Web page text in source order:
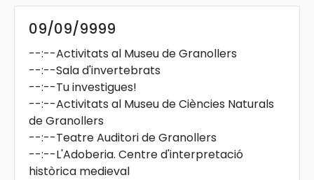
09/09/9999
--:--Activitats al Museu de Granollers
--:--Sala d'invertebrats
--:--Tu investigues!
--:--Activitats al Museu de Ciències Naturals
de Granollers
--:--Teatre Auditori de Granollers
--:--L'Adoberia. Centre d'interpretació
històrica medieval